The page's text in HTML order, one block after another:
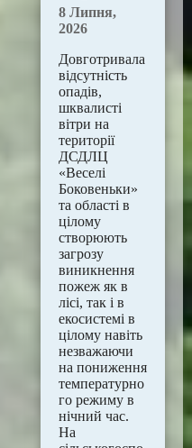
8 Липня,
2026
Довготривала
відсутність
опадів,
шквалисті
вітри на
території
ДСДЛЦ
«Веселі
Боковеньки»
та області в
цілому
створюють
загрозу
виникнення
пожеж як в
лісі, так і в
екосистемі в
цілому навіть
незважаючи
на пониження
температурно
го режиму в
нічний час.
На